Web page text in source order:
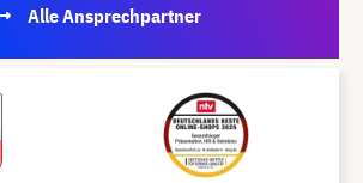
Alle Ansprechpartner